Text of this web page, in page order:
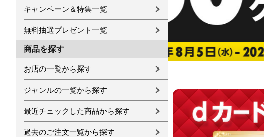
キャンペーン＆特集一覧
無料抽選プレゼント一覧
商品を探す
お店の一覧から探す
ジャンルの一覧から探す
最近チェックした商品から探す
過去のご注文一覧から探す